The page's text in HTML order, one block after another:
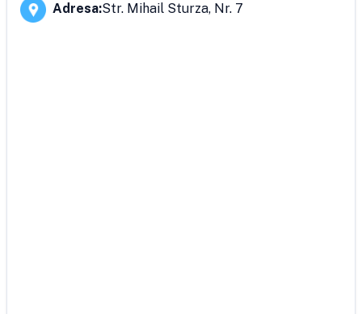
Adresa:Str. Mihail Sturza, Nr. 7